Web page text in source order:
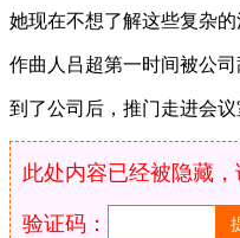
她现在不想了解这些复杂
作曲人吕超第一时间被公
到了公司后，推门走进会
此处内容已经被隐藏
验证码：